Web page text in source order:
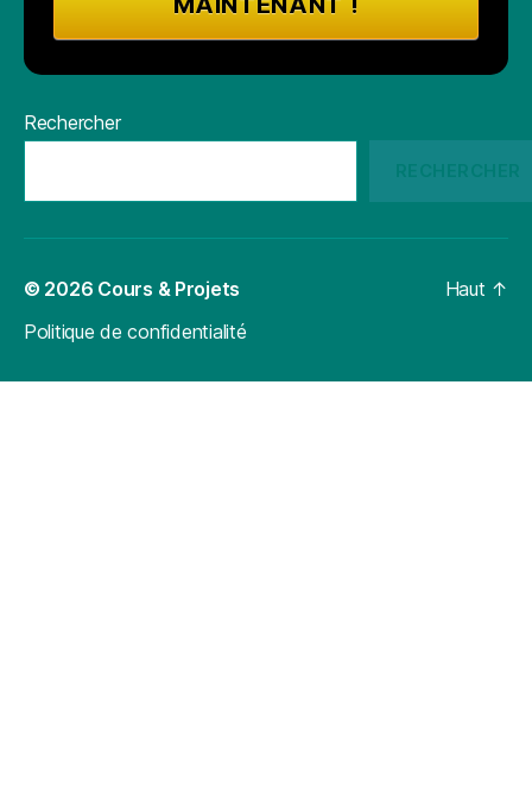
Rechercher
© 2026 Cours & Projets
Politique de confidentialité
Haut ↑